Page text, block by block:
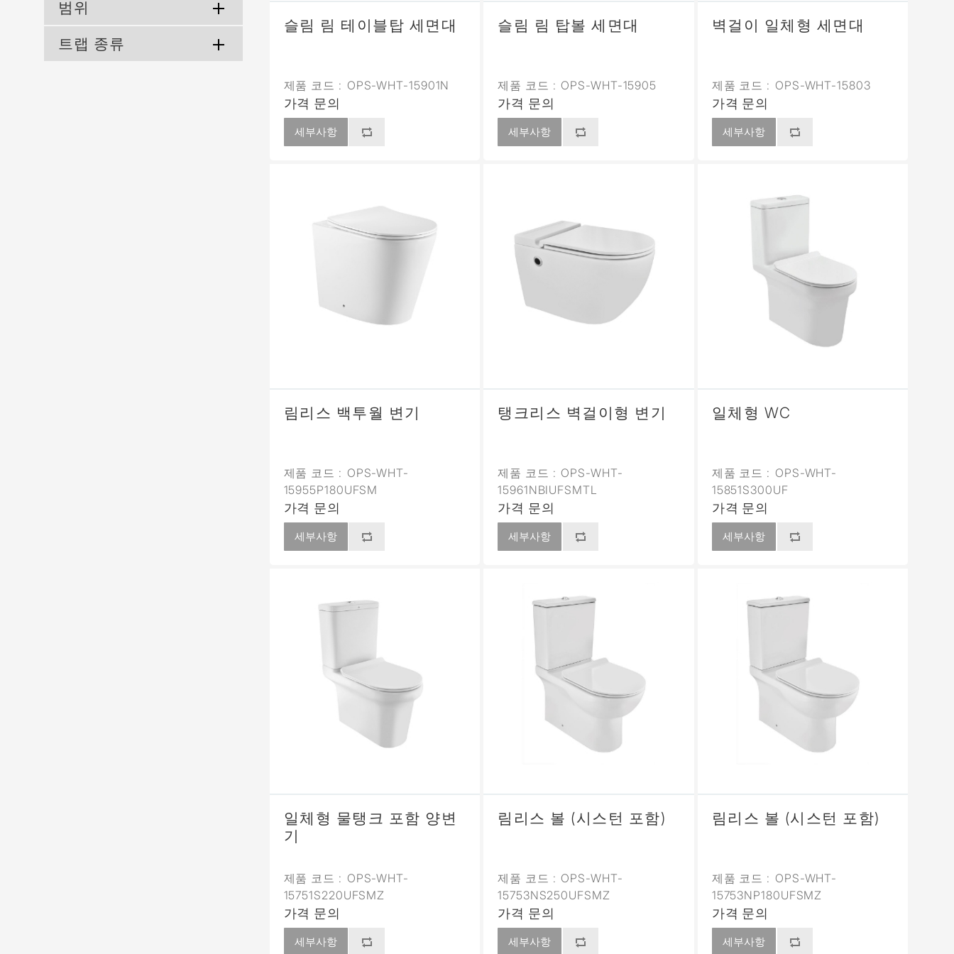
범위
트랩 종류
슬림 림 테이블탑 세면대
제품 코드 : OPS-WHT-15901N
가격 문의
세부사항
슬림 림 탑볼 세면대
제품 코드 : OPS-WHT-15905
가격 문의
세부사항
벽걸이 일체형 세면대
제품 코드 : OPS-WHT-15803
가격 문의
세부사항
림리스 백투월 변기
제품 코드 : OPS-WHT-
15955P180UFSM
가격 문의
세부사항
탱크리스 벽걸이형 변기
제품 코드 : OPS-WHT-
15961NBIUFSMTL
가격 문의
세부사항
일체형 WC
제품 코드 : OPS-WHT-
15851S300UF
가격 문의
세부사항
일체형 물탱크 포함 양변
기
제품 코드 : OPS-WHT-
15751S220UFSMZ
가격 문의
세부사항
림리스 볼 (시스턴 포함)
제품 코드 : OPS-WHT-
15753NS250UFSMZ
가격 문의
세부사항
림리스 볼 (시스턴 포함)
제품 코드 : OPS-WHT-
15753NP180UFSMZ
가격 문의
세부사항